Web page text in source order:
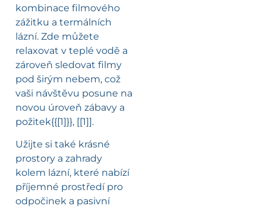
kombinace filmového
zážitku a termálních
lázní. Zde můžete
relaxovat v teplé vodě a
zároveň sledovat filmy
pod širým nebem, což
vaši návštěvu posune na
novou úroveň zábavy a
požitek{{[1]}}, [[1]].
Užijte si také krásné
prostory a zahrady
kolem lázní, které nabízí
příjemné prostředí pro
odpočinek a pasivní